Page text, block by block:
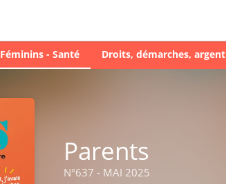
Féminins - Santé Droits, démarches, argent
Parents
N°637 - MAI 2025